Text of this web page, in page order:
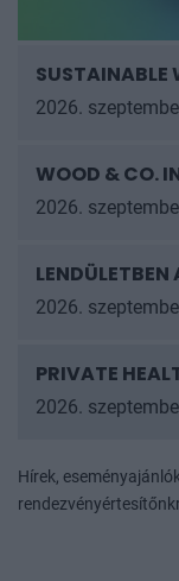
SUSTAINABLE
2026.
WOOD & CO.
2026.
2026.
PRIVATE
2026.
Hírek,